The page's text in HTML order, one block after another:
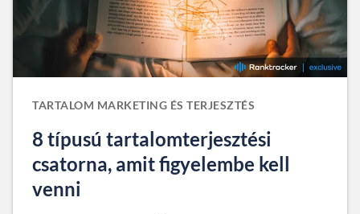
TARTALOM MARKETING ÉS TERJESZTÉS
8 típusú tartalomterjesztési
csatorna, amit figyelembe kell
venni